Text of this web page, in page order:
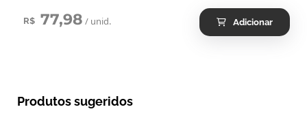
R$ 77,98 / unid. Adicionar
Produtos sugeridos